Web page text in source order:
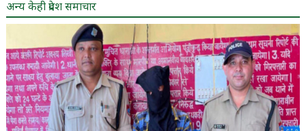
अन्य केही प्रदेश समाचार